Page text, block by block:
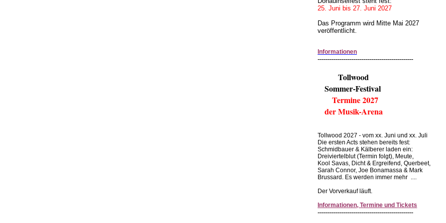
25. Juni bis 27. Juni 2027
Das Programm wird Mitte Mai 2027
veröffentlicht.
Informationen
------------------------------------------------
Tollwood
Sommer-Festival
Termine 2027
der Musik-Arena
Tollwood 2027 - vom xx. Juni und xx. Juli
Die ersten Acts stehen bereits fest:
Schmidbauer & Kälberer laden ein:
Dreiviertelblut (Termin folgt), Meute,
Kool Savas, Dicht & Ergreifend, Querbeet,
Sarah Connor, Joe Bonamassa & Mark
Brussard. Es werden immer mehr ....
Der Vorverkauf läuft.
Informationen, Termine und Tickets
------------------------------------------------